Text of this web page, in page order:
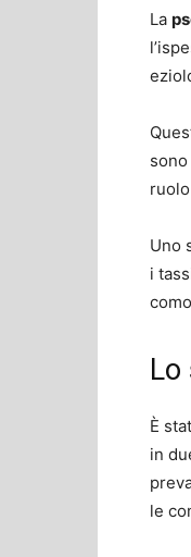
La
Uno
i
Lo
È
in
le